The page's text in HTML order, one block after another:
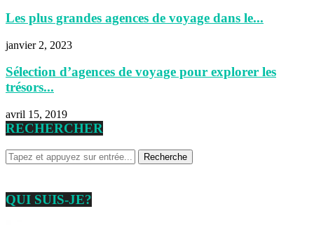
Les plus grandes agences de voyage dans le...
janvier 2, 2023
Sélection d’agences de voyage pour explorer les
trésors...
avril 15, 2019
RECHERCHER
QUI SUIS-JE?